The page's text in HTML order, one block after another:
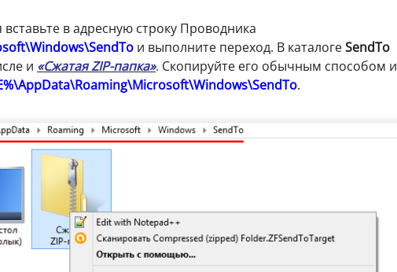
в адресную строку Проводника
и выполните переход. В каталогеSendTo
и «Сжатая ZIP-папка». Скопируйте его обычным способом и
.